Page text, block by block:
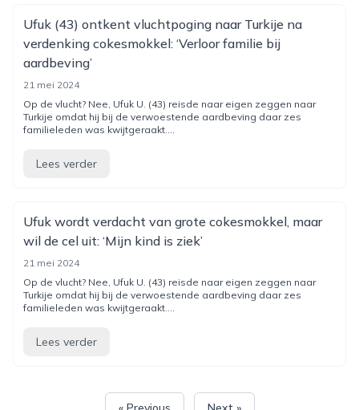
Ufuk (43) ontkent vluchtpoging naar Turkije na
verdenking cokesmokkel: ‘Verloor familie bij
aardbeving’
21 mei 2024
Op de vlucht? Nee, Ufuk U. (43) reisde naar eigen zeggen naar
Turkije omdat hij bij de verwoestende aardbeving daar zes
familieleden was kwijtgeraakt....
Lees verder
Ufuk wordt verdacht van grote cokesmokkel, maar
wil de cel uit: ‘Mijn kind is ziek’
21 mei 2024
Op de vlucht? Nee, Ufuk U. (43) reisde naar eigen zeggen naar
Turkije omdat hij bij de verwoestende aardbeving daar zes
familieleden was kwijtgeraakt....
Lees verder